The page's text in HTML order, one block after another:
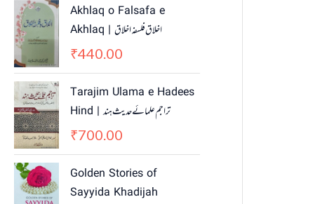
Akhlaq o Falsafa e
Akhlaq | اخلاق فلسفہ اخلاق
₹440.00
Tarajim Ulama e Hadees
Hind | تراجم علمائے حديث ہند
₹700.00
Golden Stories of
Sayyida Khadijah